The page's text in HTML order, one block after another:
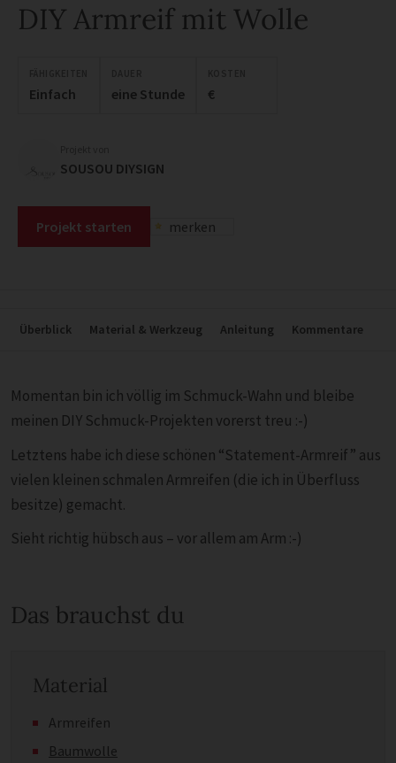
DIY Armreif mit Wolle
Einfach eine Stunde €
SOUSOU DIYSIGN
Projekt starten merken
Überblick Material & Werkzeug Anleitung Kommentare
Momentan bin ich völlig im Schmuck-Wahn und bleibe
meinen DIY Schmuck-Projekten vorerst treu :-)
Letztens habe ich diese schönen “Statement-Armreif” aus
vielen kleinen schmalen Armreifen (die ich in Überfluss
besitze) gemacht.
Sieht richtig hübsch aus – vor allem am Arm :-)
Das brauchst du
Material
Armreifen
Baumwolle